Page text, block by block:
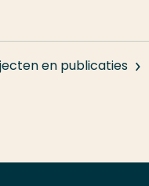
en publicaties